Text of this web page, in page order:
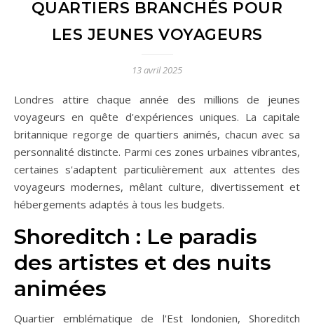
QUARTIERS BRANCHÉS POUR
LES JEUNES VOYAGEURS
13 avril 2025
Londres attire chaque année des millions de jeunes
voyageurs en quête d'expériences uniques. La capitale
britannique regorge de quartiers animés, chacun avec sa
personnalité distincte. Parmi ces zones urbaines vibrantes,
certaines s'adaptent particulièrement aux attentes des
voyageurs modernes, mêlant culture, divertissement et
hébergements adaptés à tous les budgets.
Shoreditch : Le paradis
des artistes et des nuits
animées
Quartier emblématique de l'Est londonien, Shoreditch